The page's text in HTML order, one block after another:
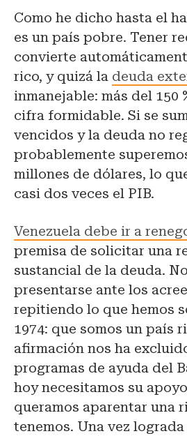
Como he dicho hasta el
es un país pobre. Tener
convierte
rico, y quizá la deuda
inmanejable: más del 150
cifra formidable. Si se
vencidos y la deuda no
probablemente
millones de dólares, lo
casi dos veces el PIB.
Venezuela debe ir a
premisa de solicitar una
sustancial de la deuda.
presentarse ante los
repitiendo lo que hemos
1974: que somos un país
afirmación nos ha
programas de ayuda del
hoy necesitamos su
queramos aparentar una
tenemos. Una vez lograda